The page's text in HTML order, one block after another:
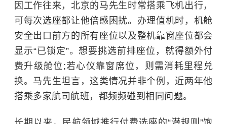
因工作往来，北京的马先生时常搭乘飞机出行，
可每次选座都让他倍感困扰。办理值机时，机舱
安全出口前方的所有座位以及整机靠窗座位都会
显示“已锁定”。想要挑选前排座位，就得额外付
费升级舱位;若心仪靠窗席位，则需消耗里程兑
换。马先生坦言，这类情况并非个例，近两年他
搭乘多家航司航班，都频频碰到相同问题。